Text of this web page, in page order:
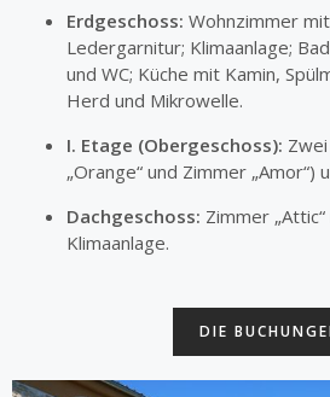
Erdgeschoss: Wohnzimmer
Ledergarnitur; Klimaanlage;
und WC; Küche mit Kamin,
Herd und Mikrowelle.
I. Etage (Obergeschoss):
„Orange“ und Zimmer „Amor“)
Dachgeschoss: Zimmer
Klimaanlage.
DIE